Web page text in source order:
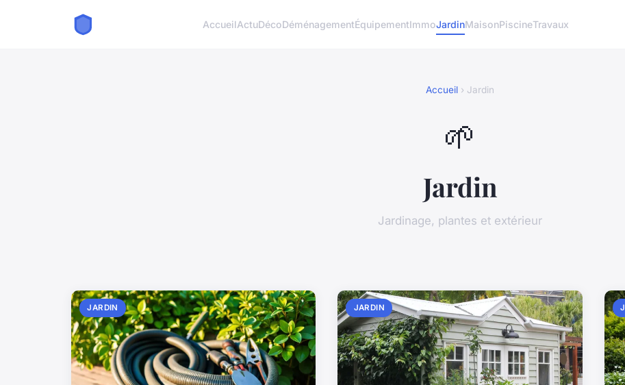
AccueilActuDécoDéménagementÉquipementImmoJardinMaisonPiscineTravaux
Accueil › Jardin
🌱
Jardin
Jardinage, plantes et extérieur
JARDIN JARDIN